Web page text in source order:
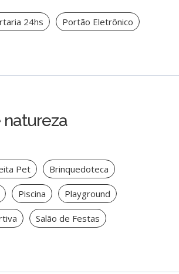
24hs Portão Eletrônico
natureza
Pet Brinquedoteca
Piscina Playground
Salão de Festas